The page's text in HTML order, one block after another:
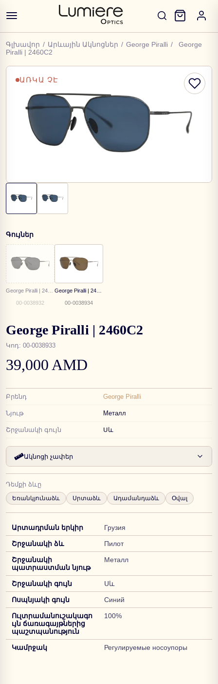
Գլխավոր / Արևային Ակնոցներ / George Piralli /
George
Piralli | 2460C2
ԱՌԿԱ ՉԷ
Գույներ
00-0038932 00-0038934
George Piralli | 2460C2
Կոդ: 00-0038933
39,000 AMD
Բրենդ George Piralli
Նյութ Металл
Շրջանակի գույն Սև
Ակնոցի չափեր
Դեմքի ձևը
Եռանկյունաձև Սրտաձև Ադամանդաձև Օվալ
Արտադրման երկիր Грузия
Շրջանակի ձև Пилот
Շրջանակի
պատրաստման նյութ
Металл
Շրջանակի գույն Սև
Ոսպնյակի գույն Синий
Ուլտրամանուշակագո
ւյն ճառագայթներից
պաշտպանություն
100%
Կամրջակ Регулируемые носоупоры